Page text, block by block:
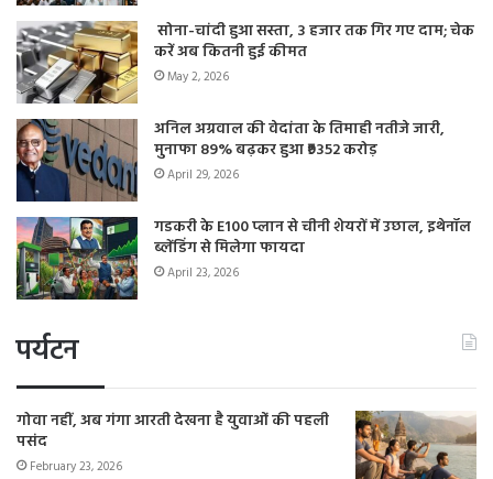
सोना-चांदी हुआ सस्ता, 3 हजार तक गिर गए दाम; चेक
करें अब कितनी हुई कीमत
May 2, 2026
अनिल अग्रवाल की वेदांता के तिमाही नतीजे जारी,
मुनाफा 89% बढ़कर हुआ ₹9352 करोड़
April 29, 2026
गडकरी के E100 प्लान से चीनी शेयरों में उछाल, इथेनॉल
ब्लेंडिंग से मिलेगा फायदा
April 23, 2026
पर्यटन
गोवा नहीं, अब गंगा आरती देखना है युवाओं की पहली
पसंद
February 23, 2026